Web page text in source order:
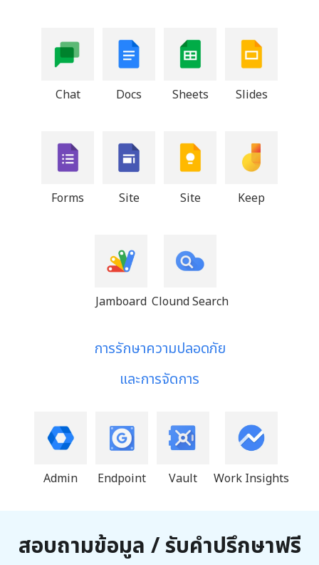
Chat Docs Sheets Slides
Forms Site Site Keep
Jamboard Clound Search
การรักษาความปลอดภัย
และการจัดการ
Admin Endpoint Vault Work Insights
สอบถามข้อมูล / รับคำปรึกษาฟรี